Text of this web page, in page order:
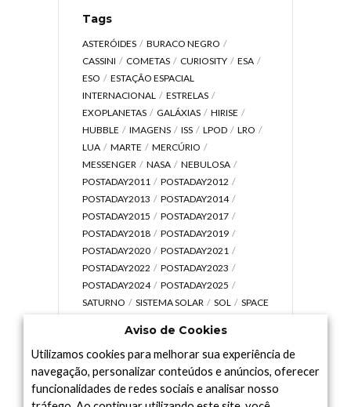
Tags
ASTERÓIDES
BURACO NEGRO
CASSINI
COMETAS CURIOSITY
ESA
ESO
ESTAÇÃO ESPACIAL
INTERNACIONAL
ESTRELAS
EXOPLANETAS
GALÁXIAS
HIRISE
HUBBLE
IMAGENS ISS LPOD
LRO
LUA
MARTE
MERCÚRIO
MESSENGER
NASA
NEBULOSA
POSTADAY2011
POSTADAY2012
POSTADAY2013
POSTADAY2014
POSTADAY2015
POSTADAY2017
POSTADAY2018
POSTADAY2019
POSTADAY2020
POSTADAY2021
POSTADAY2022
POSTADAY2023
POSTADAY2024
POSTADAY2025
SATURNO
SISTEMA SOLAR SOL
SPACE
UNIVERSO
VÍDEO
Aviso de Cookies
Utilizamos cookies para melhorar sua experiência de
navegação, personalizar conteúdos e anúncios, oferecer
funcionalidades de redes sociais e analisar nosso